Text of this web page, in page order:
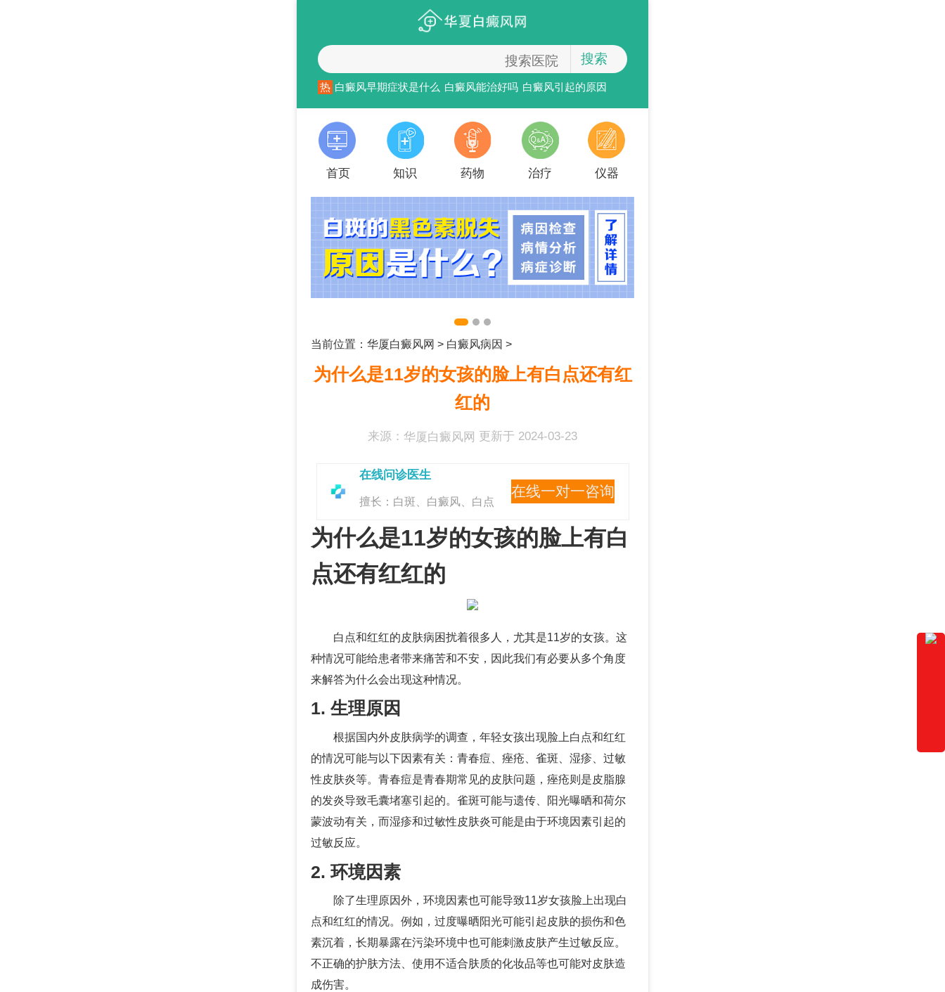
搜索
热 白癜风早期症状是什么 白癜风能治好吗 白癜风引起的原因
首页 知识 药物 治疗 仪器
当前位置： 华厦白癜风网 > 白癜风病因 >
为什么是11岁的女孩的脸上有白点还有红
红的
来源： 华厦白癜风网 更新于 2024-03-23
在线问诊医生
擅长：白斑、白癜风、白点
在线一对一咨询
为什么是11岁的女孩的脸上有白
点还有红红的
白点和红红的皮肤病困扰着很多人，尤其是11岁的女孩。这
种情况可能给患者带来痛苦和不安，因此我们有必要从多个角度
来解答为什么会出现这种情况。
1. 生理原因
根据国内外皮肤病学的调查，年轻女孩出现脸上白点和红红
的情况可能与以下因素有关：青春痘、痤疮、雀斑、湿疹、过敏
性皮肤炎等。青春痘是青春期常见的皮肤问题，痤疮则是皮脂腺
的发炎导致毛囊堵塞引起的。雀斑可能与遗传、阳光曝晒和荷尔
蒙波动有关，而湿疹和过敏性皮肤炎可能是由于环境因素引起的
过敏反应。
2. 环境因素
除了生理原因外，环境因素也可能导致11岁女孩脸上出现白
点和红红的情况。例如，过度曝晒阳光可能引起皮肤的损伤和色
素沉着，长期暴露在污染环境中也可能刺激皮肤产生过敏反应。
不正确的护肤方法、使用不适合肤质的化妆品等也可能对皮肤造
成伤害。